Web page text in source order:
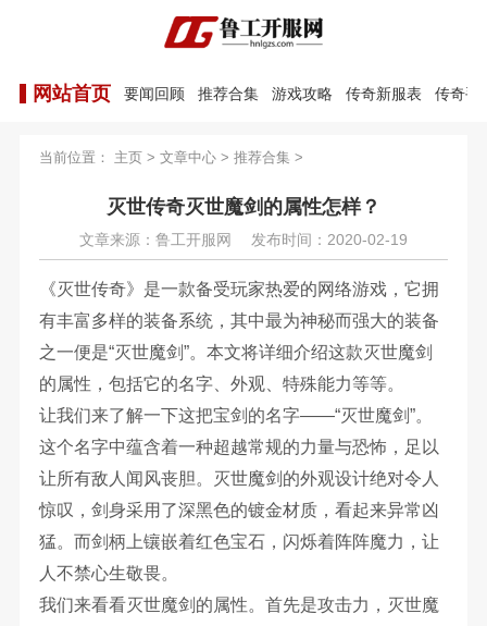
网站首页 要闻回顾 推荐合集 游戏攻略 传奇新服表 传奇手
当前位置： 主页> 文章中心> 推荐合集 >
灭世传奇灭世魔剑的属性怎样？
文章来源：鲁工开服网 发布时间：2020-02-19
《灭世传奇》是一款备受玩家热爱的网络游戏，它拥
有丰富多样的装备系统，其中最为神秘而强大的装备
之一便是“灭世魔剑”。本文将详细介绍这款灭世魔剑
的属性，包括它的名字、外观、特殊能力等等。
让我们来了解一下这把宝剑的名字——“灭世魔剑”。
这个名字中蕴含着一种超越常规的力量与恐怖，足以
让所有敌人闻风丧胆。灭世魔剑的外观设计绝对令人
惊叹，剑身采用了深黑色的镀金材质，看起来异常凶
猛。而剑柄上镶嵌着红色宝石，闪烁着阵阵魔力，让
人不禁心生敬畏。
我们来看看灭世魔剑的属性。首先是攻击力，灭世魔